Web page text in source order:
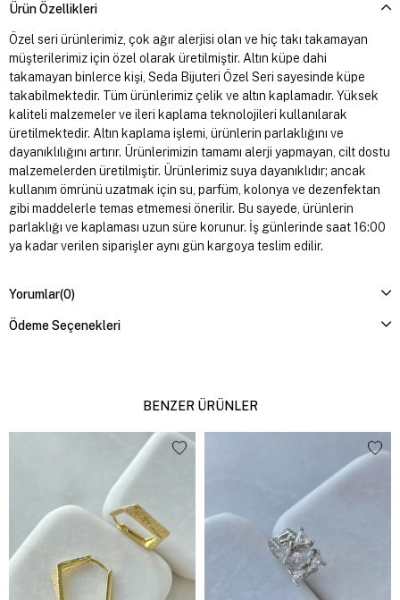
Ürün Özellikleri
Özel seri ürünlerimiz, çok ağır alerjisi olan ve hiç takı takamayan
müşterilerimiz için özel olarak üretilmiştir. Altın küpe dahi
takamayan binlerce kişi, Seda Bijuteri Özel Seri sayesinde küpe
takabilmektedir. Tüm ürünlerimiz çelik ve altın kaplamadır. Yüksek
kaliteli malzemeler ve ileri kaplama teknolojileri kullanılarak
üretilmektedir. Altın kaplama işlemi, ürünlerin parlaklığını ve
dayanıklılığını artırır. Ürünlerimizin tamamı alerji yapmayan, cilt dostu
malzemelerden üretilmiştir. Ürünlerimiz suya dayanıklıdır; ancak
kullanım ömrünü uzatmak için su, parfüm, kolonya ve dezenfektan
gibi maddelerle temas etmemesi önerilir. Bu sayede, ürünlerin
parlaklığı ve kaplaması uzun süre korunur. İş günlerinde saat 16:00
ya kadar verilen siparişler aynı gün kargoya teslim edilir.
Yorumlar(0)
Ödeme Seçenekleri
BENZER ÜRÜNLER